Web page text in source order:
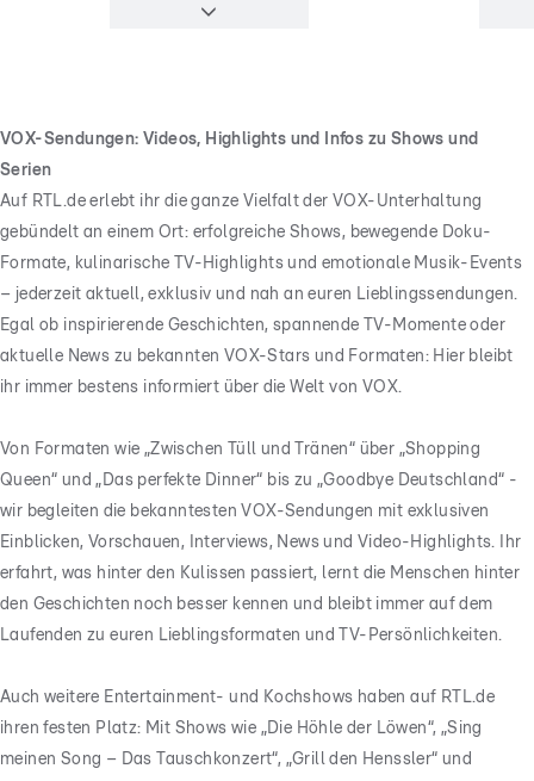
VOX-Sendungen: Videos, Highlights und Infos zu Shows und
Serien
Auf RTL.de erlebt ihr die ganze Vielfalt der VOX-Unterhaltung
gebündelt an einem Ort: erfolgreiche Shows, bewegende Doku-
Formate, kulinarische TV-Highlights und emotionale Musik-Events
– jederzeit aktuell, exklusiv und nah an euren Lieblingssendungen.
Egal ob inspirierende Geschichten, spannende TV-Momente oder
aktuelle News zu bekannten VOX-Stars und Formaten: Hier bleibt
ihr immer bestens informiert über die Welt von VOX.
Von Formaten wie „Zwischen Tüll und Tränen“ über „Shopping
Queen“ und „Das perfekte Dinner“ bis zu „Goodbye Deutschland“ -
wir begleiten die bekanntesten VOX-Sendungen mit exklusiven
Einblicken, Vorschauen, Interviews, News und Video-Highlights. Ihr
erfahrt, was hinter den Kulissen passiert, lernt die Menschen hinter
den Geschichten noch besser kennen und bleibt immer auf dem
Laufenden zu euren Lieblingsformaten und TV-Persönlichkeiten.
Auch weitere Entertainment- und Kochshows haben auf RTL.de
ihren festen Platz: Mit Shows wie „Die Höhle der Löwen“, „Sing
meinen Song – Das Tauschkonzert“, „Grill den Henssler“ und